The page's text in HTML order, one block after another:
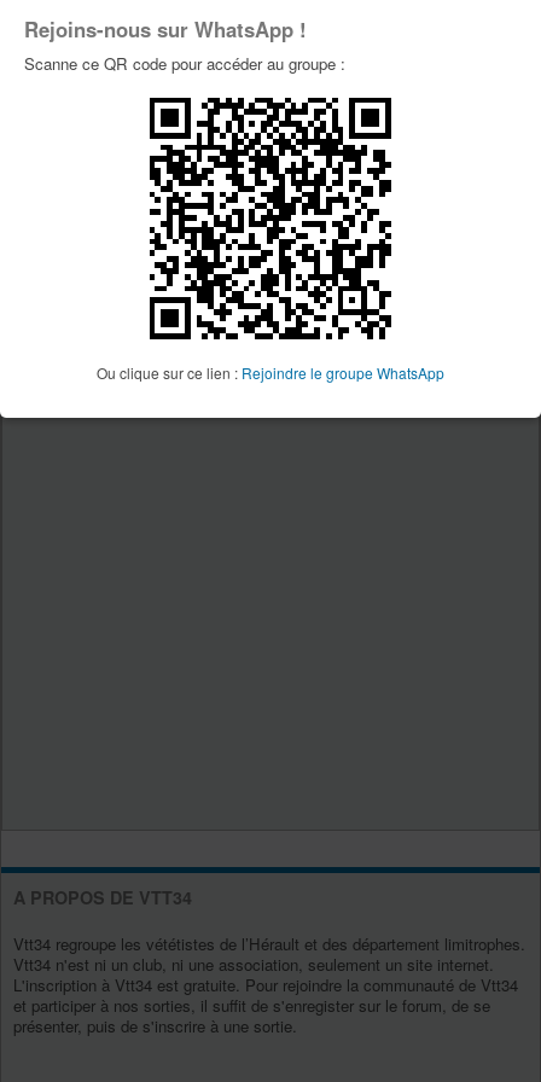
Rejoins-nous sur WhatsApp !
Scanne ce QR code pour accéder au groupe :
Ou clique sur ce lien : Rejoindre le groupe WhatsApp
Page Facebook Vtt34
A PROPOS DE VTT34
Vtt34 regroupe les vététistes de l’Hérault et des département limitrophes.
Vtt34 n'est ni un club, ni une association, seulement un site internet.
L'inscription à Vtt34 est gratuite. Pour rejoindre la communauté de Vtt34
et participer à nos sorties, il suffit de s'enregister sur le forum, de se
présenter, puis de s'inscrire à une sortie.